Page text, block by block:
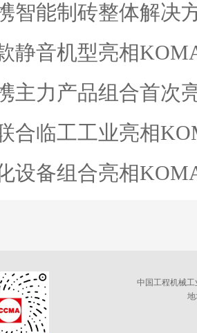
智能制砖整体解决
静音机型亮相
主力产品组合首次
合临工工业亮相
设备组合亮相
中国工程机械
地